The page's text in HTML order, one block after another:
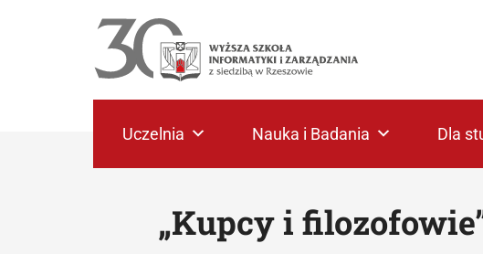
Uczelnia Nauka i Badania Dla
„Kupcy i